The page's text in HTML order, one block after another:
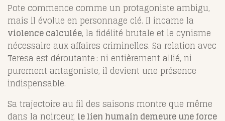
Pote commence comme un protagoniste ambigu,
mais il évolue en personnage clé. Il incarne la
violence calculée, la fidélité brutale et le cynisme
nécessaire aux affaires criminelles. Sa relation avec
Teresa est déroutante : ni entièrement allié, ni
purement antagoniste, il devient une présence
indispensable.
Sa trajectoire au fil des saisons montre que même
dans la noirceur, le lien humain demeure une force